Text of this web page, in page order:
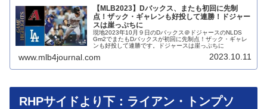
【MLB2023】Dバックス、またも初回に先制
点！ザック・ギャレンも好投して連勝！ドジャー
スは崖っぷちに
現地2023年10月９日のDバックス＠ドジャースのNLDS
Gm2でまたもDバックスが初回に先制点！ザック・ギャレ
ンも好投して連勝です。ドジャースは崖っぷちに
www.mlb4journal.com 2023.10.11
RHPサイドより下：ライアン・トンプソ